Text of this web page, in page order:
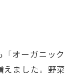
オーガニック
えました。野菜